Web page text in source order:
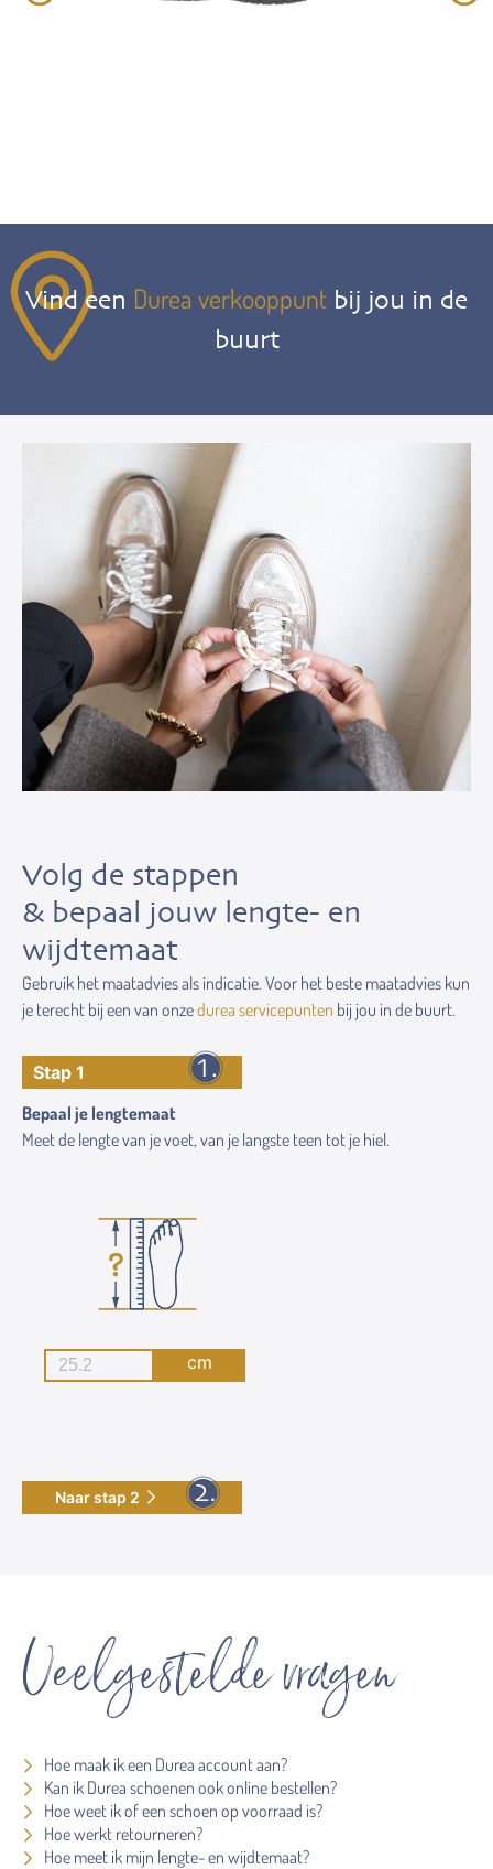
Vind een Durea verkooppunt bij jou in de
buurt
Volg de stappen
& bepaal jouw lengte- en
wijdtemaat
Gebruik het maatadvies als indicatie. Voor het beste maatadvies kun
je terecht bij een van onzedurea servicepunten bij jou in de buurt.
Stap 1
Bepaal je lengtemaat
Meet de lengte van je voet, van je langste teen tot je hiel.
cm
Naar stap 2
Veelgestelde vragen
Hoe maak ik een Durea account aan?
Kan ik Durea schoenen ook online bestellen?
Hoe weet ik of een schoen op voorraad is?
Hoe werkt retourneren?
Hoe meet ik mijn lengte- en wijdtemaat?